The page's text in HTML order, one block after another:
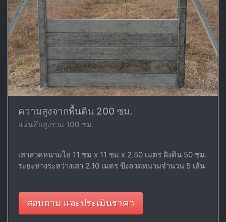
ความสูงจากพื้นดิน 200 ซม.
แผ่นทึบสูงรวม 100 ซม.
เสาลวดหนามไอ 11 ซม x 11 ซม x 2.50 เมตร ฝังดิน 50 ซม.
ระยะห่างระหว่างเสา 2.10 เมตร ขึงลวดหนามจำนวน 5 เส้น
สอบถาม และประเมินราคา